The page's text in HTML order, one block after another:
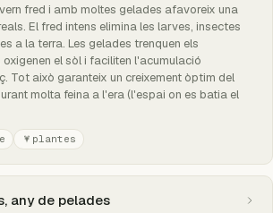
fred i amb moltes gelades afavoreix una
El fred intens elimina les larves, insectes
a la terra. Les gelades trenquen els
el sòl i faciliten l'acumulació
Tot això garanteix un creixement òptim del
molta feina a l'era (l'espai on es batia el
plantes
any de pelades